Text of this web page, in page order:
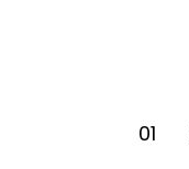
01